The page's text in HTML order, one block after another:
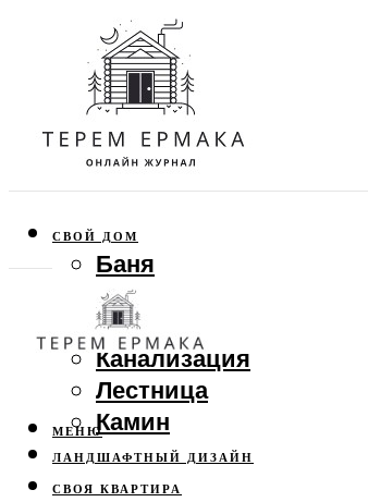
СВОЙ ДОМ
Баня
Веранда
Забор
Канализация
Лестница
Камин
ЛАНДШАФТНЫЙ ДИЗАЙН
СВОЯ КВАРТИРА
МЕНЮ